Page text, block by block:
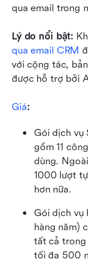
qua email trong
Lý do nổi bật:
qua email CRM
với cộng tác,
được hỗ trợ bởi
Giá:
Gói dịch vụ
gồm 11
dùng.
1000 lượt
hơn nữa.
Gói dịch vụ
hàng năm)
tất cả trong
tối đa 500